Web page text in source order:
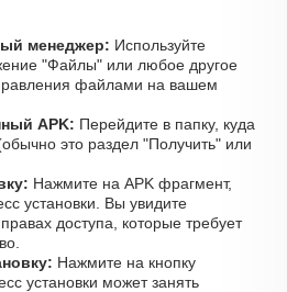
менеджер: Используйте
"Файлы" или любое другое
файлами на вашем
APK: Перейдите в папку, куда
это раздел "Получить" или
Нажмите на APK фрагмент,
установки. Вы увидите
доступа, которые требует
Нажмите на кнопку
установки может занять